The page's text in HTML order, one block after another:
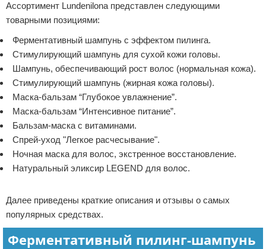
Ассортимент Lundenilona представлен следующими
товарными позициями:
Ферментативный шампунь с эффектом пилинга.
Стимулирующий шампунь для сухой кожи головы.
Шампунь, обеспечивающий рост волос (нормальная кожа).
Стимулирующий шампунь (жирная кожа головы).
Маска-бальзам “Глубокое увлажнение”.
Маска-бальзам “Интенсивное питание”.
Бальзам-маска с витаминами.
Спрей-уход "Легкое расчесывание".
Ночная маска для волос, экстренное восстановление.
Натуральный эликсир LEGEND для волос.
Далее приведены краткие описания и отзывы о самых
популярных средствах.
Ферментативный пилинг-шампунь